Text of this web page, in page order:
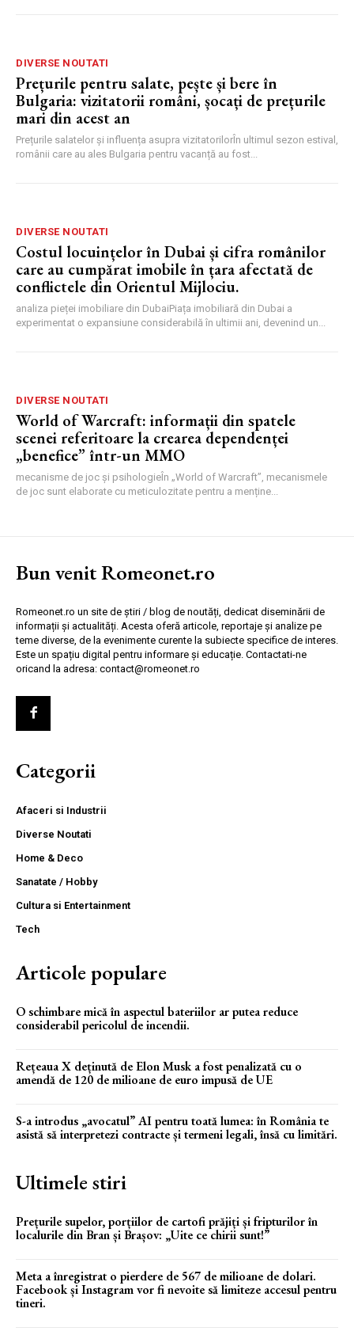
DIVERSE NOUTATI
Prețurile pentru salate, pește și bere în
Bulgaria: vizitatorii români, șocați de prețurile
mari din acest an
Prețurile salatelor și influența asupra vizitatorilorÎn ultimul sezon estival,
românii care au ales Bulgaria pentru vacanță au fost...
DIVERSE NOUTATI
Costul locuințelor în Dubai și cifra românilor
care au cumpărat imobile în țara afectată de
conflictele din Orientul Mijlociu.
analiza pieței imobiliare din DubaiPiața imobiliară din Dubai a
experimentat o expansiune considerabilă în ultimii ani, devenind un...
DIVERSE NOUTATI
World of Warcraft: informații din spatele
scenei referitoare la crearea dependenței
„benefice” într-un MMO
mecanisme de joc și psihologieÎn „World of Warcraft”, mecanismele
de joc sunt elaborate cu meticulozitate pentru a menține...
Bun venit Romeonet.ro
Romeonet.ro un site de știri / blog de noutăți, dedicat diseminării de
informații și actualități. Acesta oferă articole, reportaje și analize pe
teme diverse, de la evenimente curente la subiecte specifice de interes.
Este un spațiu digital pentru informare și educație. Contactati-ne
oricand la adresa: contact@romeonet.ro
Categorii
Afaceri si Industrii
Diverse Noutati
Home & Deco
Sanatate / Hobby
Cultura si Entertainment
Tech
Articole populare
O schimbare mică în aspectul bateriilor ar putea reduce
considerabil pericolul de incendii.
Rețeaua X deținută de Elon Musk a fost penalizată cu o
amendă de 120 de milioane de euro impusă de UE
S-a introdus „avocatul” AI pentru toată lumea: în România te
asistă să interpretezi contracte și termeni legali, însă cu limitări.
Ultimele stiri
Prețurile supelor, porțiilor de cartofi prăjiți și fripturilor în
localurile din Bran și Brașov: „Uite ce chirii sunt!”
Meta a înregistrat o pierdere de 567 de milioane de dolari.
Facebook și Instagram vor fi nevoite să limiteze accesul pentru
tineri.